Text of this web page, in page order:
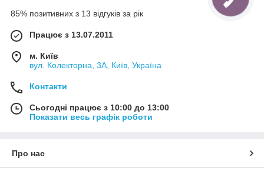
85% позитивних з 13 відгуків за рік
Працює з 13.07.2011
м. Київ
вул. Колекторна, 3А, Київ, Україна
Контакти
Сьогодні працює з 10:00 до 13:00
Показати весь графік роботи
Про нас